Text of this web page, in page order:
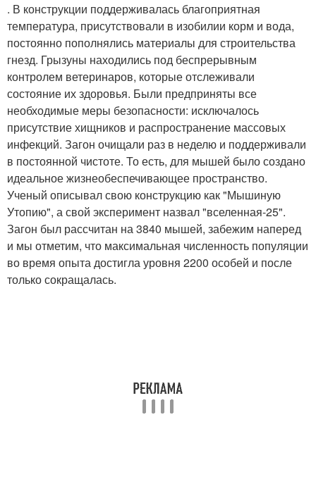
. В конструкции поддерживалась благоприятная
температура, присутствовали в изобилии корм и вода,
постоянно пополнялись материалы для строительства
гнезд. Грызуны находились под беспрерывным
контролем ветеринаров, которые отслеживали
состояние их здоровья. Были предприняты все
необходимые меры безопасности: исключалось
присутствие хищников и распространение массовых
инфекций. Загон очищали раз в неделю и поддерживали
в постоянной чистоте. То есть, для мышей было создано
идеальное жизнеобеспечивающее пространство.
Ученый описывал свою конструкцию как "Мышиную
Утопию", а свой эксперимент назвал "вселенная-25".
Загон был рассчитан на 3840 мышей, забежим наперед
и мы отметим, что максимальная численность популяции
во время опыта достигла уровня 2200 особей и после
только сокращалась.